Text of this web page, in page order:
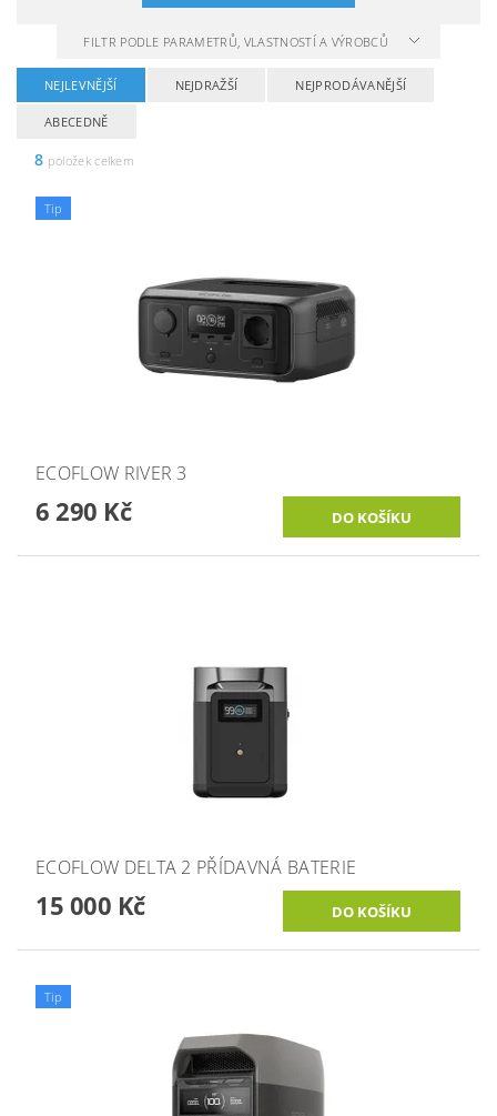
FILTR PODLE PARAMETRŮ, VLASTNOSTÍ A VÝROBCŮ
NEJLEVNĚJŠÍ NEJDRAŽŠÍ NEJPRODÁVANĚJŠÍ
ABECEDNĚ
8 položek celkem
Tip
ECOFLOW RIVER 3
6 290 Kč
ECOFLOW DELTA 2 PŘÍDAVNÁ BATERIE
15 000 Kč
Tip